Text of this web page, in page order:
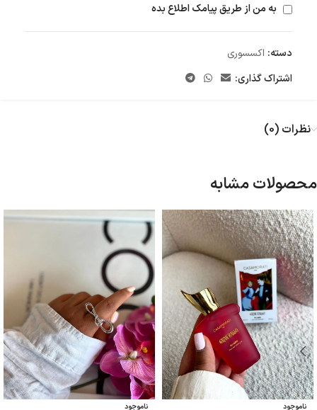
به من از طریق پیامک اطلاع بده
دسته: اکسسوری
اشتراک گذاری:
نظرات (0)
محصولات مشابه
ناموجود ناموجود